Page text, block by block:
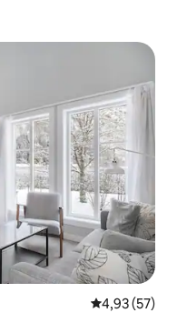
Évaluation
4,93 (57)